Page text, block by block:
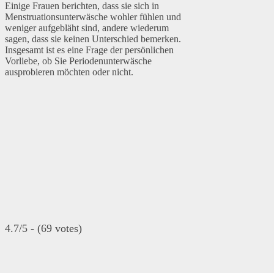
Einige Frauen berichten, dass sie sich in
Menstruationsunterwäsche wohler fühlen und
weniger aufgebläht sind, andere wiederum
sagen, dass sie keinen Unterschied bemerken.
Insgesamt ist es eine Frage der persönlichen
Vorliebe, ob Sie Periodenunterwäsche
ausprobieren möchten oder nicht.
4.7/5 - (69 votes)